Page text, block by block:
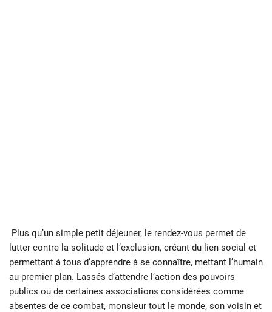
Plus qu’un simple petit déjeuner, le rendez-vous permet de
lutter contre la solitude et l’exclusion, créant du lien social et
permettant à tous d’apprendre à se connaître, mettant l’humain
au premier plan. Lassés d’attendre l’action des pouvoirs
publics ou de certaines associations considérées comme
absentes de ce combat, monsieur tout le monde, son voisin et